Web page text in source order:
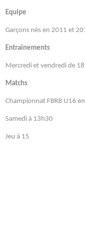
Equipe
Garçons nés en 2011 et
Entraînements
Mercredi et vendredi de
Matchs
Championnat FBRB U16
Samedi à 13h30
Jeu à 15